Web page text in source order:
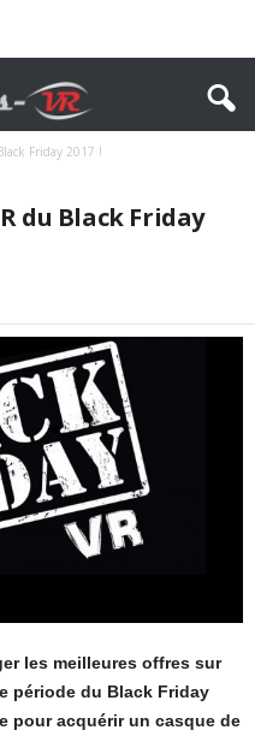
Friday 2017 !
du Black Friday
les meilleures offres sur
période du Black Friday
pour acquérir un casque de